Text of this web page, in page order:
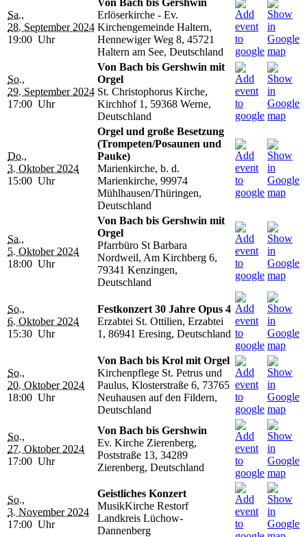
Sa.,
28. September 2024
19:00 Uhr
Von Bach bis Gershwin
Erlöserkirche - Ev.
Kirchengemeinde Haltern,
Hennewiger Weg 8, 45721
Haltern am See, Deutschland
So.,
29. September 2024
17:00 Uhr
Von Bach bis Gershwin mit
Orgel
St. Christophorus Kirche,
Kirchhof 1, 59368 Werne,
Deutschland
Do.,
3. Oktober 2024
15:00 Uhr
Orgel und große Besetzung
(Trompeten/Posaunen und
Pauke)
Marienkirche, b. d.
Marienkirche, 99974
Mühlhausen/Thüringen,
Deutschland
Sa.,
5. Oktober 2024
18:00 Uhr
Von Bach bis Gershwin mit
Orgel
Pfarrbüro St Barbara
Nordweil, Am Kirchberg 6,
79341 Kenzingen,
Deutschland
So.,
6. Oktober 2024
15:30 Uhr
Festkonzert 30 Jahre Opus 4
Erzabtei St. Ottilien, Erzabtei
1, 86941 Eresing, Deutschland
So.,
20. Oktober 2024
18:00 Uhr
Von Bach bis Krol mit Orgel
Kirchenpflege St. Petrus und
Paulus, Klosterstraße 6, 73765
Neuhausen auf den Fildern,
Deutschland
So.,
27. Oktober 2024
17:00 Uhr
Von Bach bis Gershwin
Ev. Kirche Zierenberg,
Poststraße 13, 34289
Zierenberg, Deutschland
So.,
3. November 2024
17:00 Uhr
Geistliches Konzert
MusikKirche Restorf
Landkreis Lüchow-
Dannenberg